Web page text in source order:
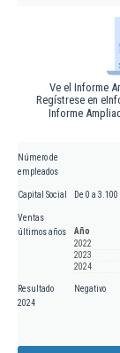
Ve el Informe
Regístrese en
Informe
Número de
empleados
Capital Social De 0 a 3.100
Ventas
últimos años
Año
2022
2023
2024
Resultado
2024
Negativo